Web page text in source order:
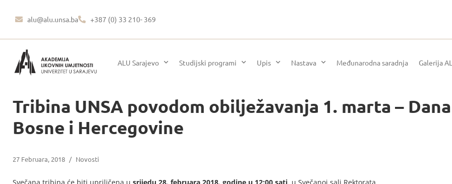
alu@alu.unsa.ba +387 (0) 33 210- 369
ALU Sarajevo Studijski programi Upis Nastava Međunarodna saradnja Galerija
Tribina UNSA povodom obilježavanja 1. marta –
Bosne i Hercegovine
27 Februara, 2018 / Novosti